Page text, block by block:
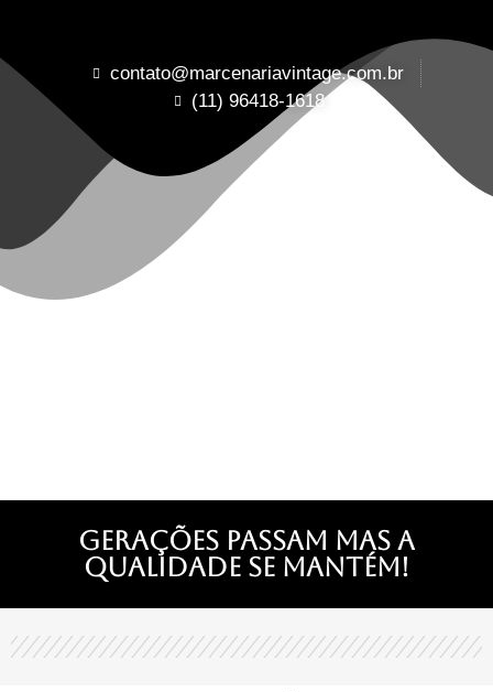
contato@marcenariavintage.com.br
(11) 96418-1618
Gerações passam mas a
qualidade se mantém!